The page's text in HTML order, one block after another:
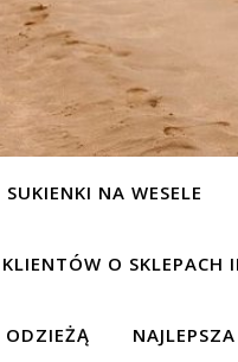
NA WESELE
O SKLEPACH
ODZIEŻĄ